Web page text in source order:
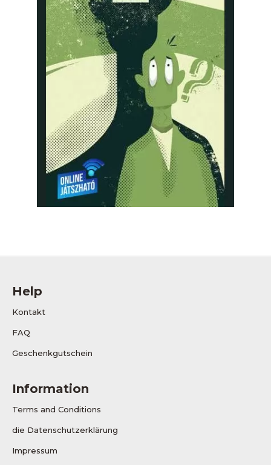
Help
Kontakt
FAQ
Geschenkgutschein
Information
Terms and Conditions
die Datenschutzerklärung
Impressum